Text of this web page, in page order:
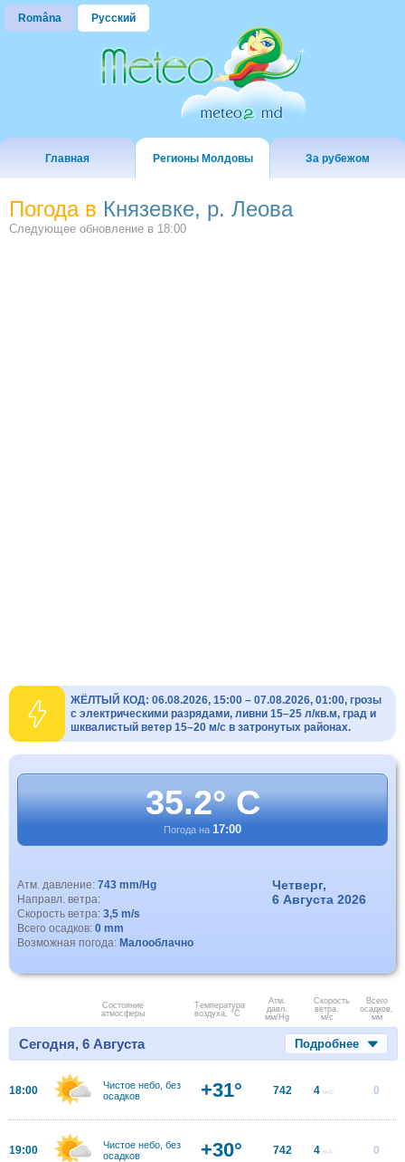
Româna Русский
Главная Регионы Молдовы За рубежом
Погода в Князевке, р. Леова
Следующее обновление в 18:00
ЖЁЛТЫЙ КОД: 06.08.2026, 15:00 – 07.08.2026, 01:00, грозы
с электрическими разрядами, ливни 15–25 л/кв.м, град и
шквалистый ветер 15–20 м/с в затронутых районах.
35.2° C
Погода на 17:00
Атм. давление: 743 mm/Hg
Направл. ветра:
Скорость ветра: 3,5 m/s
Всего осадков: 0 mm
Возможная погода: Малооблачно
Четверг,
6 Августа 2026
Состояние
атмосферы
Температура
воздуха, °C
Атм.
давл.
мм/Hg
Скорость
ветра.
м/с
Всего
осадков,
мм
Сегодня, 6 Августа Подробнее
18:00
Чистое небо, без
осадков
+31° 742 4 м/с 0
19:00
Чистое небо, без
осадков
+30° 742 4 м/с 0